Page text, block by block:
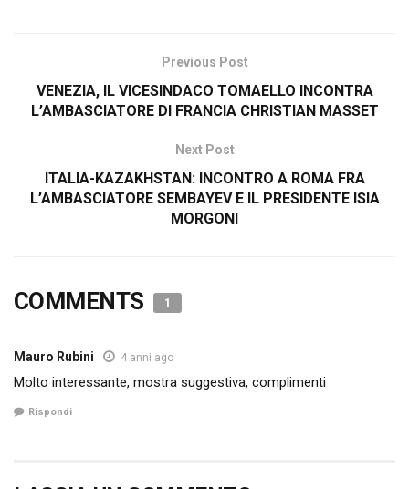
Previous Post
VENEZIA, IL VICESINDACO TOMAELLO INCONTRA
L’AMBASCIATORE DI FRANCIA CHRISTIAN MASSET
Next Post
ITALIA-KAZAKHSTAN: INCONTRO A ROMA FRA
L’AMBASCIATORE SEMBAYEV E IL PRESIDENTE ISIA
MORGONI
COMMENTS 1
Mauro Rubini 4 anni ago
Molto interessante, mostra suggestiva, complimenti
Rispondi